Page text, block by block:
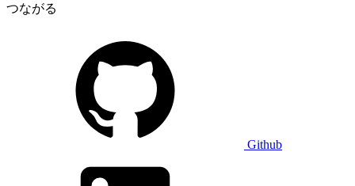
つながる
Github